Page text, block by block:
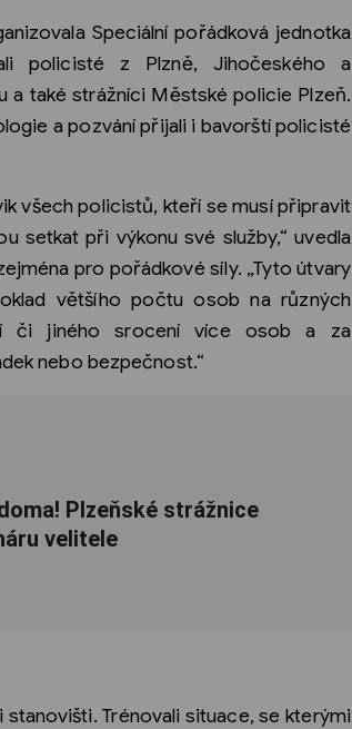
Speciální pořádková jednotka
policisté z Plzně, Jihočeského a
a také strážníci Městské policie Plzeň.
a pozvání přijali i bavorští policisté
všech policistů, kteří se musí připravit
setkat při výkonu své služby,“ uvedla
pro pořádkové síly. „Tyto útvary
většího počtu osob na různých
či jiného srocení více osob a za
nebo bezpečnost.“
Plzeňské strážnice
velitele
Trénovali situace, se kterými